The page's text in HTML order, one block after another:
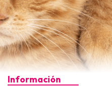
Información